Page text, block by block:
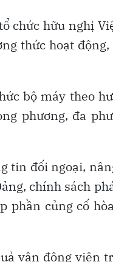
chức hữu nghị
thức hoạt
bộ máy theo
phương, đa
tin đối ngoại,
chính sách
phần củng cố
vận động viện